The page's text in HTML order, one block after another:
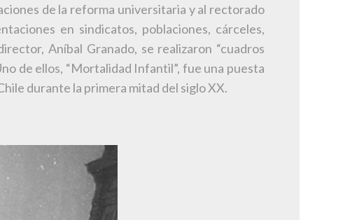
de la reforma universitaria y al rectorado
en sindicatos, poblaciones, cárceles,
Aníbal Granado, se realizaron “cuadros
de ellos, “Mortalidad Infantil”, fue una puesta
durante la primera mitad del siglo XX.